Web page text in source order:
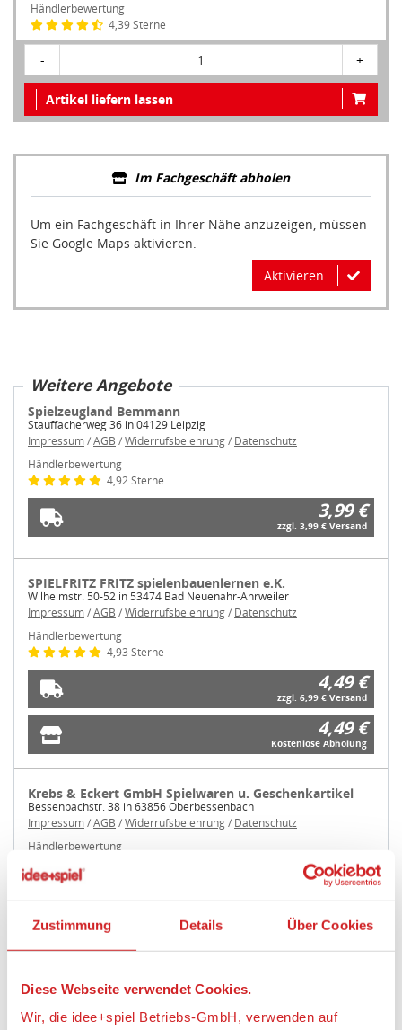
Zustimmung Details Über Cookies
Diese Webseite verwendet Cookies.
Wir, die idee+spiel Betriebs-GmbH, verwenden auf
Händlerbewertung
4,39 Sterne
- 1 +
Artikel liefern lassen
Im Fachgeschäft abholen
Um ein Fachgeschäft in Ihrer Nähe anzuzeigen, müssen
Sie Google Maps aktivieren.
Aktivieren
Weitere Angebote
Spielzeugland Bemmann
Stauffacherweg 36 in 04129 Leipzig
Impressum/AGB /Widerrufsbelehrung/ Datenschutz
Händlerbewertung
4,92 Sterne
3,99 €
zzgl. 3,99 € Versand
SPIELFRITZ FRITZ spielenbauenlernen e.K.
Wilhelmstr. 50-52 in 53474 Bad Neuenahr-Ahrweiler
Impressum/AGB /Widerrufsbelehrung/ Datenschutz
Händlerbewertung
4,93 Sterne
4,49 €
zzgl. 6,99 € Versand
4,49 €
Kostenlose Abholung
Krebs & Eckert GmbH Spielwaren u. Geschenkartikel
Bessenbachstr. 38 in 63856 Oberbessenbach
Impressum/AGB /Widerrufsbelehrung/ Datenschutz
Händlerbewertung
4,49 €
4,49 €
Kostenlose Abholung
weitere Angebote anzeigen